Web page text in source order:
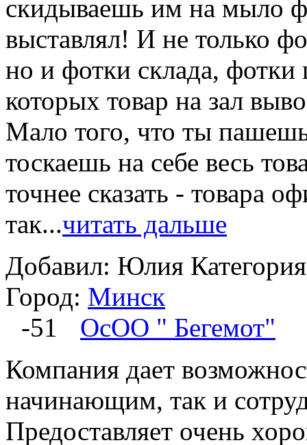
скидываешь им на мыло
выставлял! И не только
но и фотки склада, фотки
которых товар на зал
Мало того, что ты
тоскаешь на себе весь
точнее сказать - товара
так...читать дальше
Добавил: Юлия
Город: Минск
-51
ОсОО " Бегемот"
Компания дает
начинающим, так и
Предоставляет очень